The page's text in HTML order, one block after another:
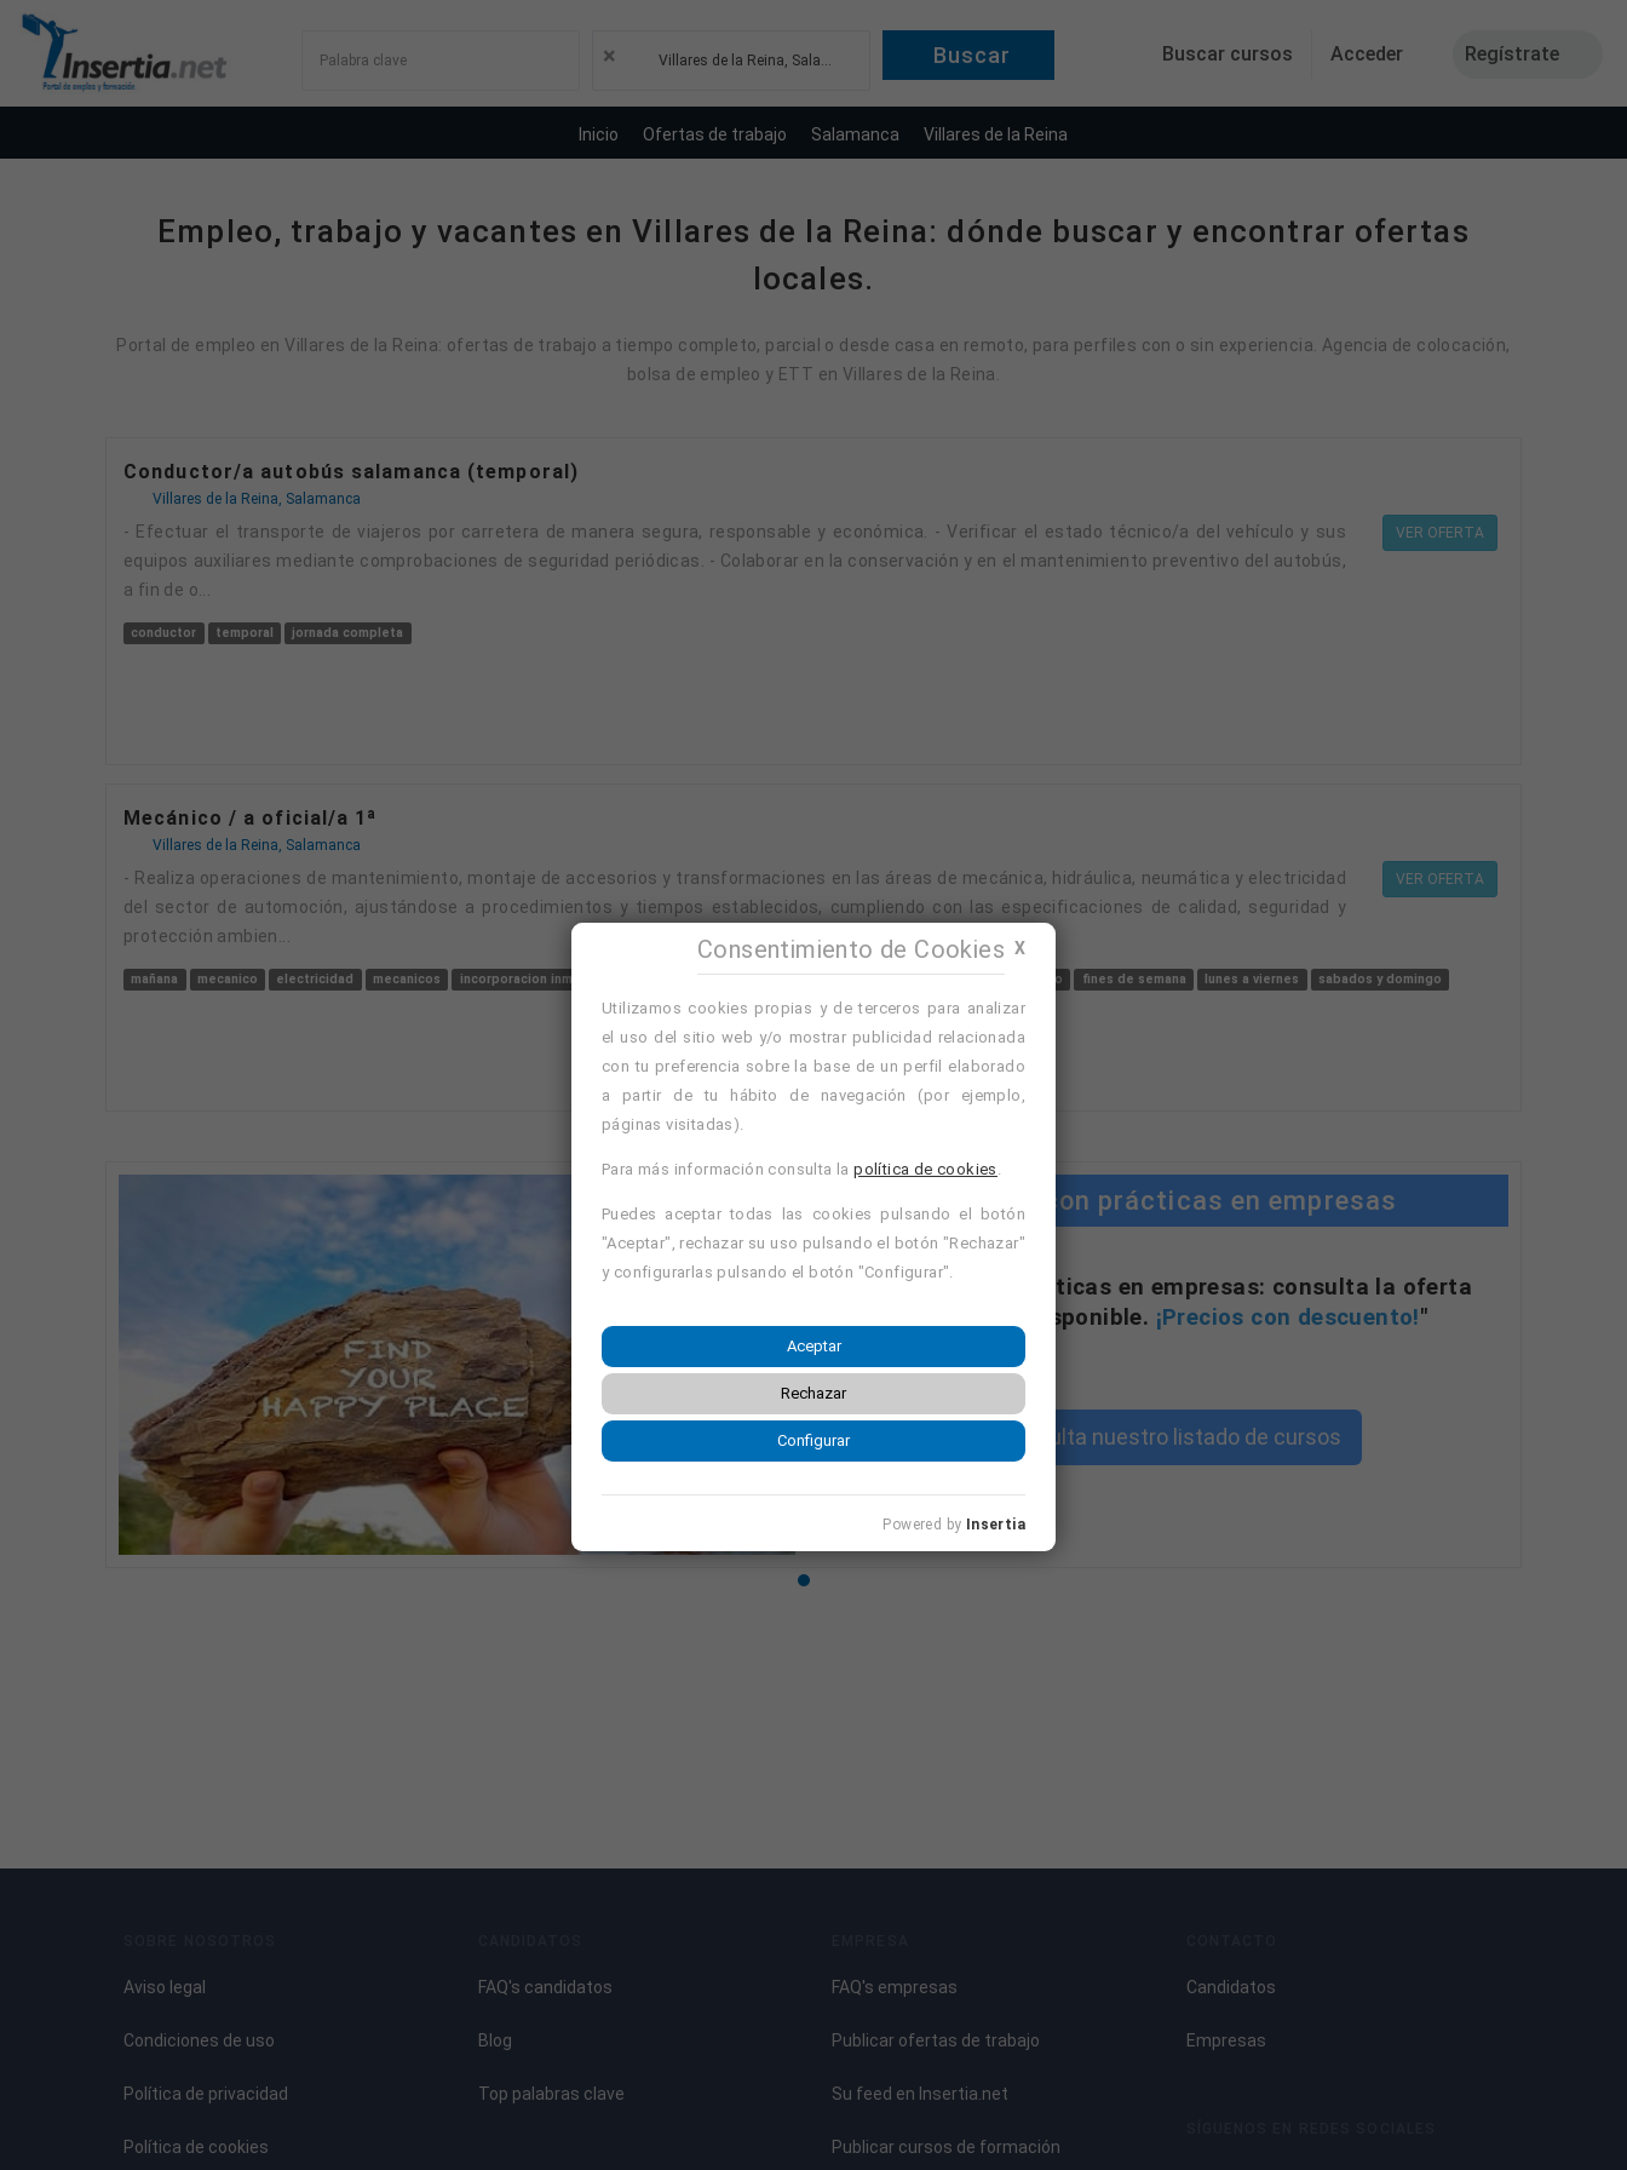
Buscar cursos Acceder Regístrate
× Villares de la Reina, Salamanca
Inicio Ofertas de trabajo Salamanca Villares de la Reina
Empleo, trabajo y vacantes en Villares de la Reina: dónde buscar y encontrar ofertas
locales.
Portal de empleo en Villares de la Reina: ofertas de trabajo a tiempo completo, parcial o desde casa en remoto, para perfiles con o sin experiencia. Agencia de colocación,
bolsa de empleo y ETT en Villares de la Reina.
Conductor/a autobús salamanca (temporal)
Villares de la Reina, Salamanca
- Efectuar el transporte de viajeros por carretera de manera segura, responsable y económica. - Verificar el estado técnico/a del vehículo y sus
equipos auxiliares mediante comprobaciones de seguridad periódicas. - Colaborar en la conservación y en el mantenimiento preventivo del autobús,
a fin de o...
VER OFERTA
conductor temporal jornada completa
Mecánico / a oficial/a 1ª
Villares de la Reina, Salamanca
- Realiza operaciones de mantenimiento, montaje de accesorios y transformaciones en las áreas de mecánica, hidráulica, neumática y electricidad
del sector de automoción, ajustándose a procedimientos y tiempos establecidos, cumpliendo con las especificaciones de calidad, seguridad y
protección ambien...
VER OFERTA
mañana mecanico electricidad mecanicos incorporacion inmediata informaticos sabados sabados y domingos electromecanico fines de semana lunes a viernes sabados y domingo
Cursos con prácticas en empresas
"Cursos con prácticas en empresas: consulta la oferta
formativa disponible. ¡Precios con descuento!"
Consulta nuestro listado de cursos
Aviso legal
Condiciones de uso
Política de privacidad
Política de cookies
FAQ's candidatos
Blog
Top palabras clave
FAQ's empresas
Publicar ofertas de trabajo
Su feed en Insertia.net
Publicar cursos de formación
Candidatos
Empresas
X
Consentimiento de Cookies
Utilizamos cookies propias y de terceros para analizar
el uso del sitio web y/o mostrar publicidad relacionada
con tu preferencia sobre la base de un perfil elaborado
a partir de tu hábito de navegación (por ejemplo,
páginas visitadas).
Para más información consulta lapolítica de cookies
Puedes aceptar todas las cookies pulsando el botón
"Aceptar", rechazar su uso pulsando el botón "Rechazar"
y configurarlas pulsando el botón "Configurar".
Aceptar
Rechazar
Configurar
Powered by Insertia